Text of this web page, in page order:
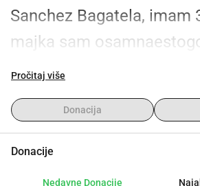
Sanchez Bagatela, imam
majka sam
i supruga. Dolazim iz
Filipinima. Prije tri godine
dijagnosticirana mi je
bubrega. Početkom ove
Pročitaj više
Donacija
Donacije
Nedavne Donacije